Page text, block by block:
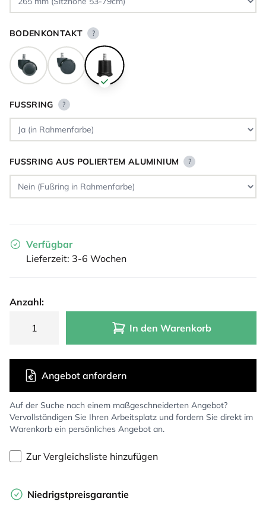
BODENKONTAKT ?
FUSSRING ?
FUSSRING AUS POLIERTEM ALUMINIUM ?
Verfügbar
Lieferzeit: 3-6 Wochen
Anzahl:
In den Warenkorb
Auf der Suche nach einem maßgeschneiderten Angebot?
Vervollständigen Sie Ihren Arbeitsplatz und fordern Sie direkt im
Warenkorb ein persönliches Angebot an.
Angebot anfordern
Zur Vergleichsliste hinzufügen
Niedrigstpreisgarantie